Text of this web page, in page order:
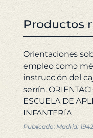
Productos
Orientaciones
empleo como
instrucción del
serrín.
ESCUELA DE
INFANTERÍA.
Publicado: Madrid: 1942